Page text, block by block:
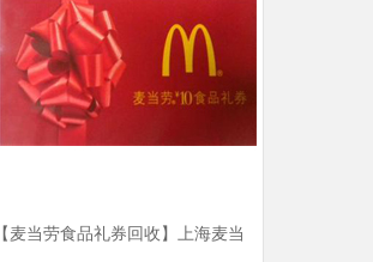
【麦当劳食品礼券回收】上海麦当